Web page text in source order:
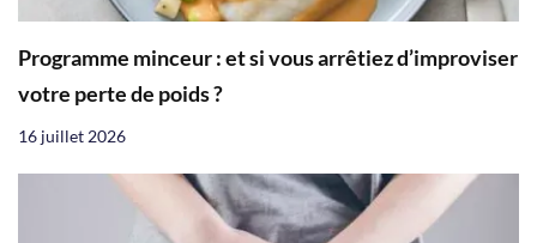
Programme minceur : et si vous arrêtiez d’improviser
votre perte de poids ?
16 juillet 2026